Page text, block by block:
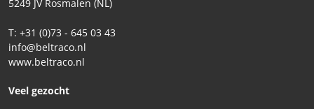
5249 JV Rosmalen (NL)
T: +31 (0)73 - 645 03 43
info@beltraco.nl
www.beltraco.nl
Veel gezocht